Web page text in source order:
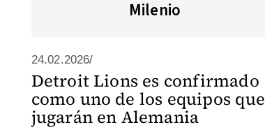
Milenio
24.02.2026/
Detroit Lions es confirmado
como uno de los equipos que
jugarán en Alemania